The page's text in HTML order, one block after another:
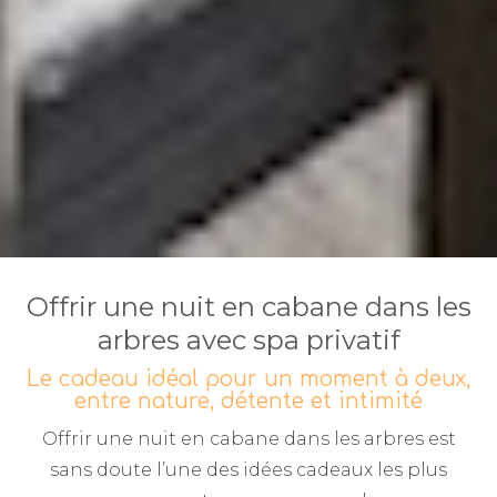
Offrir une nuit en cabane dans les
arbres avec spa privatif
Le cadeau idéal pour un moment à deux,
entre nature, détente et intimité
Offrir une nuit en cabane dans les arbres est
sans doute l’une des idées cadeaux les plus